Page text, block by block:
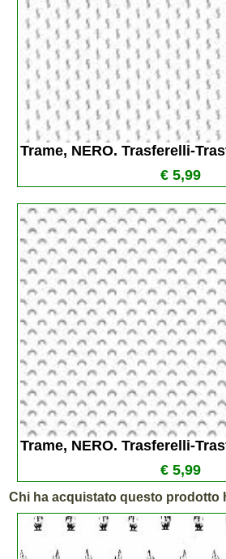
Trame, NERO. Trasferelli-
€ 5,99
Trame, NERO. Trasferelli-
€ 5,99
Chi ha acquistato questo prodotto